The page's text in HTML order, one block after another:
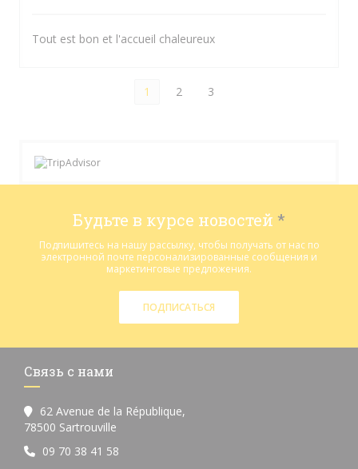
Tout est bon et l'accueil chaleureux
1 2 3
Будьте в курсе новостей *
Подпишитесь на нашу рассылку, чтобы получать от нас по
электронной почте персонализированные сообщения и
маркетинговые предложения.
ПОДПИСАТЬСЯ
Связь с нами
62 Avenue de la République,
78500 Sartrouville
09 70 38 41 58